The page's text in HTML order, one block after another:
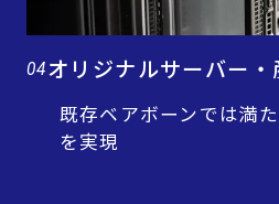
04オリジナルサーバー
既存ベアボーンでは満
を実現